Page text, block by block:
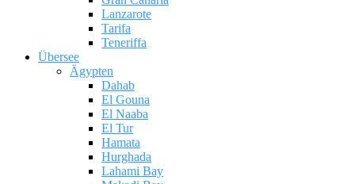
Lanzarote
Tarifa
Teneriffa
Übersee
Ägypten
Dahab
El Gouna
El Naaba
El Tur
Hamata
Hurghada
Lahami Bay